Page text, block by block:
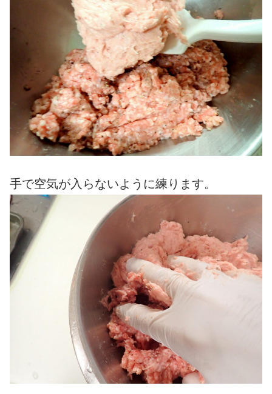
手で空気が入らないように練ります。